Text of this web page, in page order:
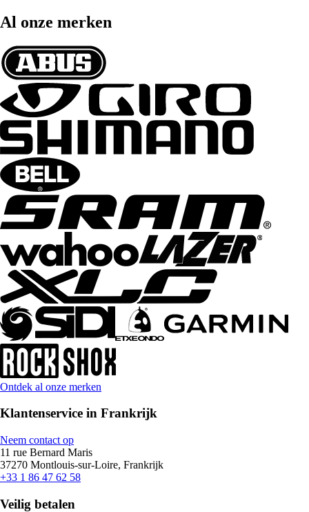
Al onze merken
Ontdek al onze merken
Klantenservice in Frankrijk
Neem contact op
11 rue Bernard Maris
37270 Montlouis-sur-Loire, Frankrijk
+33 1 86 47 62 58
Veilig betalen